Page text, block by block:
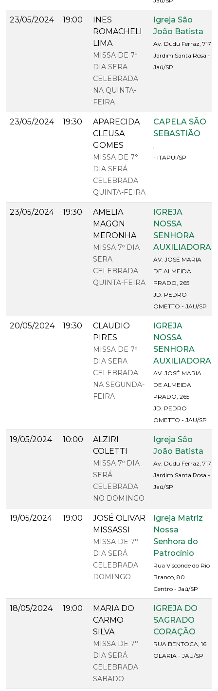
23/05/2024 19:00
INES
ROMACHELI
LIMA
MISSA DE 7º
DIA SERA
CELEBRADA
NA QUINTA-
FEIRA
Igreja São
João Batista
Av. Dudu Ferraz, 717
Jardim Santa Rosa -
Jaú/SP
23/05/2024 19:30
APARECIDA
CLEUSA
GOMES
MISSA DE 7°
DIA SERÁ
CELEBRADA
QUINTA-FEIRA
CAPELA SÃO
SEBASTIÃO
,
- ITAPUI/SP
23/05/2024 19:30
AMELIA
MAGON
MERONHA
MISSA 7º DIA
SERA
CELEBRADA
QUINTA-FEIRA
IGREJA
NOSSA
SENHORA
AUXILIADORA
AV. JOSÉ MARIA
DE ALMEIDA
PRADO, 265
JD. PEDRO
OMETTO - JAU/SP
20/05/2024 19:30
CLAUDIO
PIRES
MISSA DE 7º
DIA SERA
CELEBRADA
NA SEGUNDA-
FEIRA
IGREJA
NOSSA
SENHORA
AUXILIADORA
AV. JOSÉ MARIA
DE ALMEIDA
PRADO, 265
JD. PEDRO
OMETTO - JAU/SP
19/05/2024 10:00
ALZIRI
COLETTI
MISSA 7º DIA
SERÁ
CELEBRADA
NO DOMINGO
Igreja São
João Batista
Av. Dudu Ferraz, 717
Jardim Santa Rosa -
Jaú/SP
19/05/2024 19:00
JOSÉ OLIVAR
MISSASSI
MISSA DE 7°
DIA SERÁ
CELEBRADA
DOMINGO
Igreja Matriz
Nossa
Senhora do
Patrocínio
Rua Visconde do Rio
Branco, 80
Centro - Jaú/SP
18/05/2024 19:00
MARIA DO
CARMO
SILVA
MISSA DE 7°
DIA SERÁ
CELEBRADA
SABADO
IGREJA DO
SAGRADO
CORAÇÃO
RUA BENTOCA, 16
OLARIA - JAU/SP